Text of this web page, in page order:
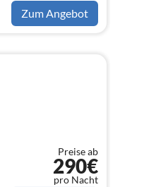
Zum Angebot
Preise ab
290€
pro Nacht